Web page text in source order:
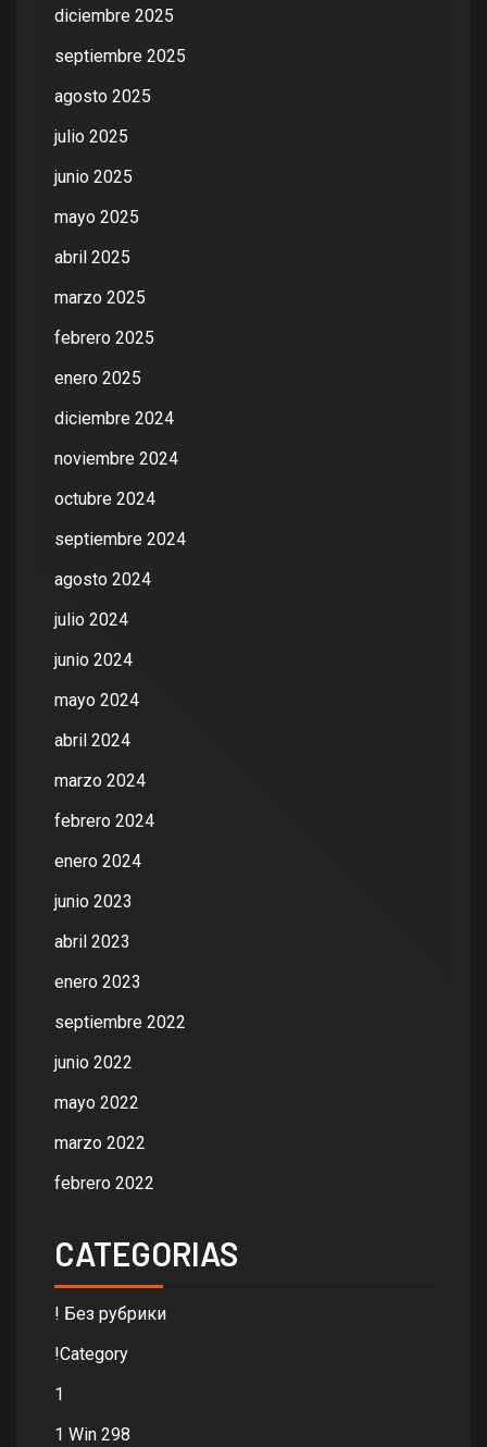
diciembre 2025
septiembre 2025
agosto 2025
julio 2025
junio 2025
mayo 2025
abril 2025
marzo 2025
febrero 2025
enero 2025
diciembre 2024
noviembre 2024
octubre 2024
septiembre 2024
agosto 2024
julio 2024
junio 2024
mayo 2024
abril 2024
marzo 2024
febrero 2024
enero 2024
junio 2023
abril 2023
enero 2023
septiembre 2022
junio 2022
mayo 2022
marzo 2022
febrero 2022
CATEGORIAS
! Без рубрики
!Category
1
1 Win 298